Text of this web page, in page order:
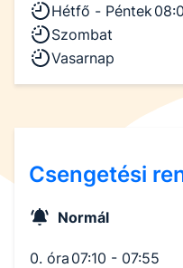
Hétfő - Péntek
Szombat
Vasarnap
Csengetési
Normál
0. óra 07:10 - 07:55